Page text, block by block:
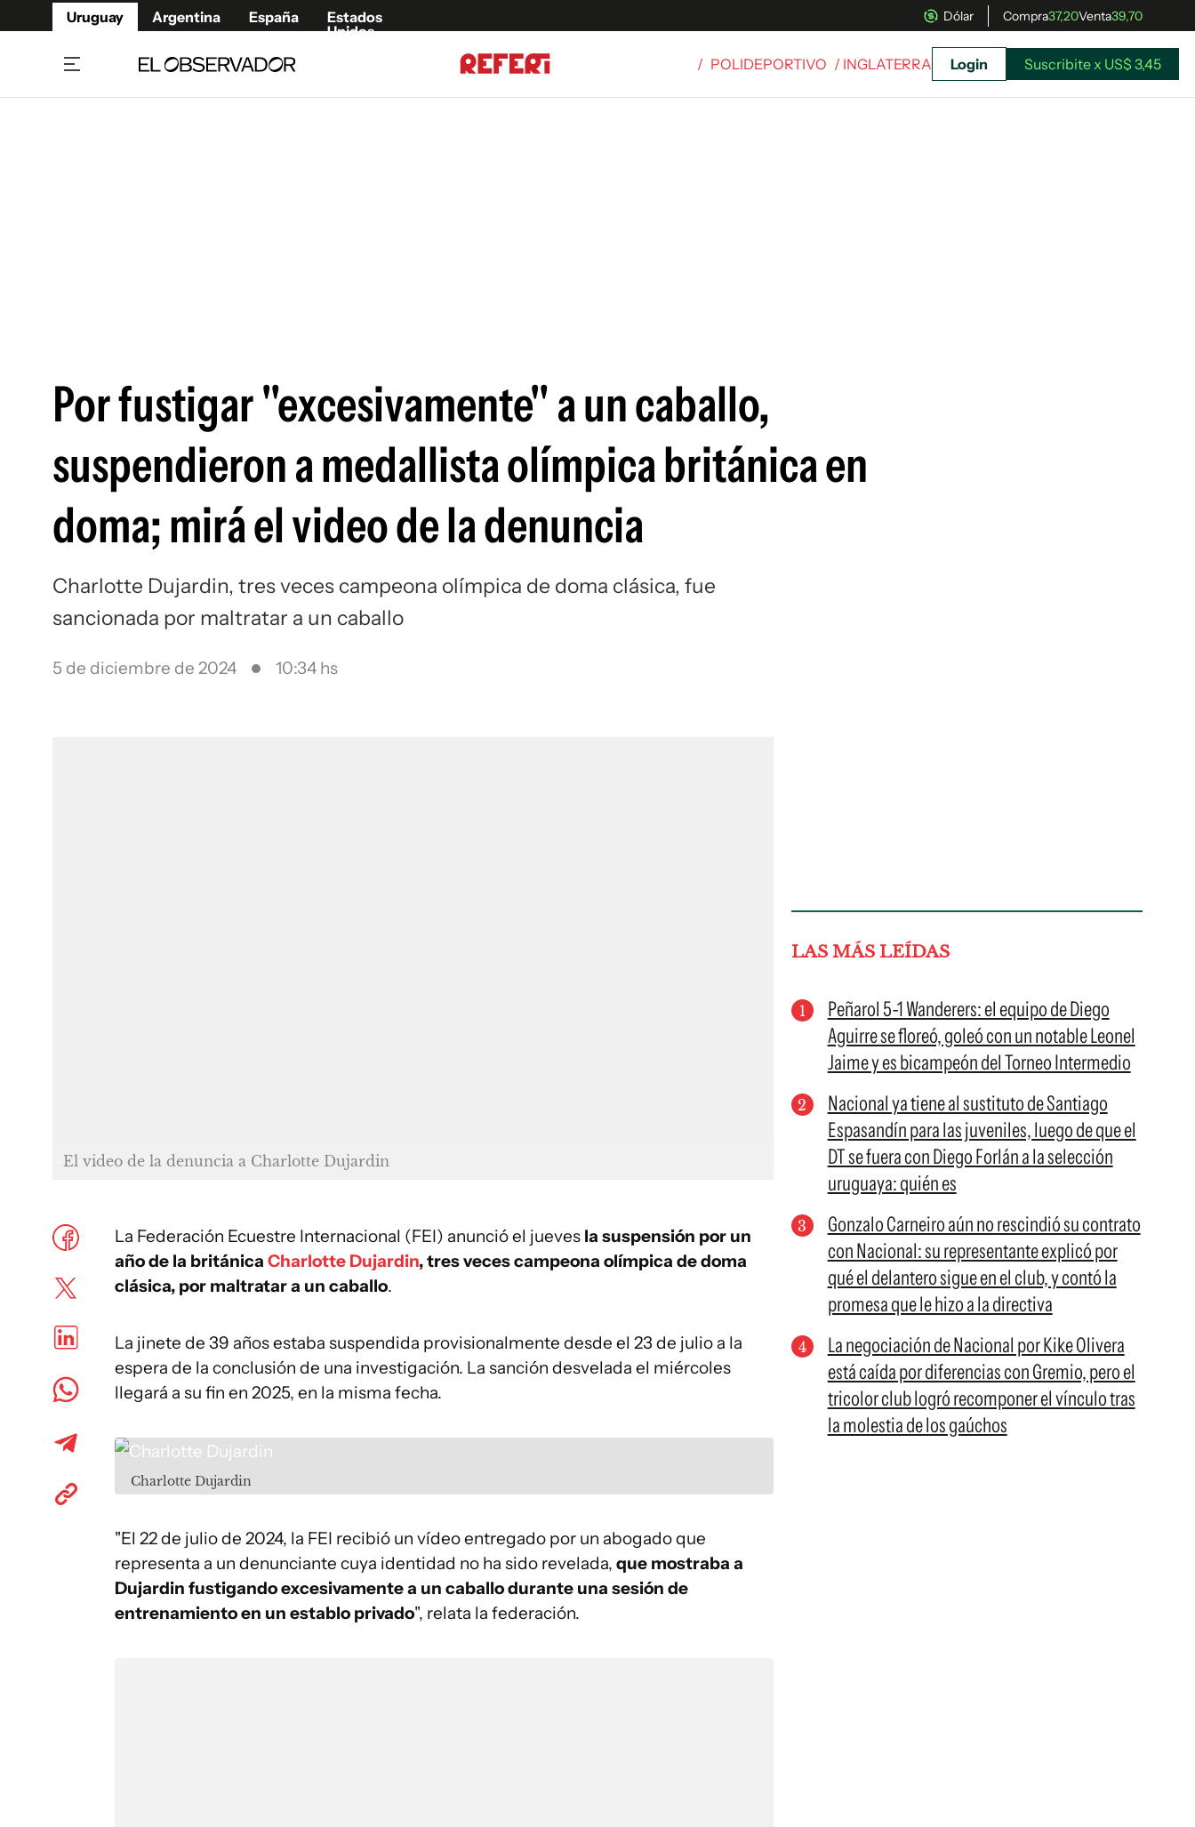
Uruguay Argentina España
Estados
Unidos
Dólar Compra37,20Venta39,70
Siguenos en:
/ POLIDEPORTIVO / INGLATERRA Login Suscribite x US$ 3,45
Por fustigar "excesivamente" a un caballo,
suspendieron a medallista olímpica británica en
doma; mirá el video de la denuncia
Charlotte Dujardin, tres veces campeona olímpica de doma clásica, fue
sancionada por maltratar a un caballo
5 de diciembre de 2024 10:34 hs
El video de la denuncia a Charlotte Dujardin
La Federación Ecuestre Internacional (FEI) anunció el jueves la suspensión por un
año de la británica Charlotte Dujardin, tres veces campeona olímpica de doma
clásica, por maltratar a un caballo.
La jinete de 39 años estaba suspendida provisionalmente desde el 23 de julio a la
espera de la conclusión de una investigación. La sanción desvelada el miércoles
llegará a su fin en 2025, en la misma fecha.
Charlotte Dujardin
"El 22 de julio de 2024, la FEI recibió un vídeo entregado por un abogado que
representa a un denunciante cuya identidad no ha sido revelada, que mostraba a
Dujardin fustigando excesivamente a un caballo durante una sesión de
entrenamiento en un establo privado", relata la federación.
LAS MÁS LEÍDAS
Peñarol 5-1 Wanderers: el equipo de Diego
Aguirre se floreó, goleó con un notable Leonel
Jaime y es bicampeón del Torneo Intermedio
Nacional ya tiene al sustituto de Santiago
Espasandín para las juveniles, luego de que el
DT se fuera con Diego Forlán a la selección
uruguaya: quién es
Gonzalo Carneiro aún no rescindió su contrato
con Nacional: su representante explicó por
qué el delantero sigue en el club, y contó la
promesa que le hizo a la directiva
La negociación de Nacional por Kike Olivera
está caída por diferencias con Gremio, pero el
tricolor club logró recomponer el vínculo tras
la molestia de los gaúchos